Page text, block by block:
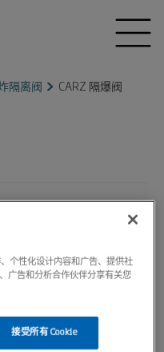
隔离阀 CARZ 隔爆阀
个性化设计内容和广告、提供社
广告和分析合作伙伴分享有关您
接受所有 Cookie